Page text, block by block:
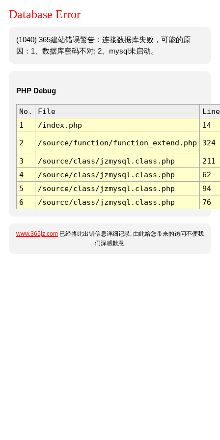
Database Error
(1040) 365建站错误警告：连接数据库失败，可能的原
因：1、数据库密码不对; 2、mysql未启动。
PHP Debug
No. File
Line
1
/index.php 14
2 /source/function/function_extend.php 324
3 /source/class/jzmysql.class.php
211
4
/source/class/jzmysql.class.php
62
5
/source/class/jzmysql.class.php
94
6
/source/class/jzmysql.class.php 76
www.365jz.com 已经将此出错信息详细记录, 由此给您带来的访问不便我
们深感歉意.